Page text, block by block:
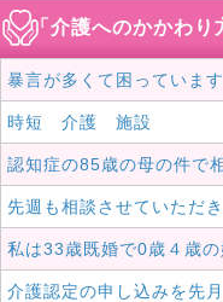
「介護へのかかわり
暴言が多くて困っています
時短 介護 施設
認知症の85歳の母の件で
先週も相談させていただき
私は33歳既婚で0歳４歳の
介護認定の申し込みを先月